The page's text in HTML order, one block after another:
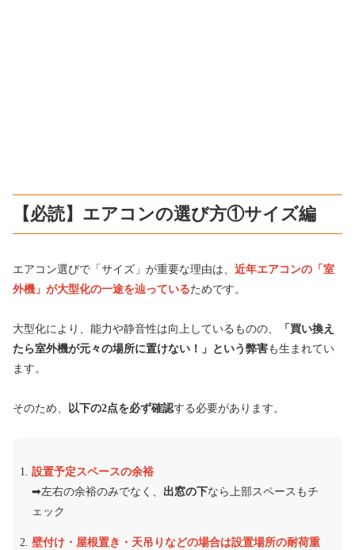
【必読】エアコンの選び方①サイズ編
エアコン選びで「サイズ」が重要な理由は、 近年エアコンの「室
外機」が大型化の一途を辿っているためです。
大型化により、能力や静音性は向上しているものの、
「買い換え
たら室外機が元々の場所に置けない！」という弊害も生まれてい
ます。
そのため、 以下の2点を必ず確認する必要があります。
設置予定スペースの余裕
➡︎左右の余裕のみでなく、 出窓の下なら上部スペースもチ
ェック
壁付け・屋根置き・天吊りなどの場合は設置場所の耐荷重